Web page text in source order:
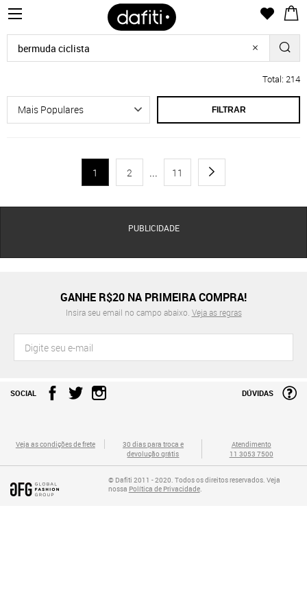
Total: 214
FILTRAR
1 2 ... 11
PUBLICIDADE
GANHE R$20 NA PRIMEIRA COMPRA!
Insira seu email no campo abaixo. Veja as regras
SOCIAL DÚVIDAS
Veja as condições de frete
30 dias para troca e
devolução grátis
Atendimento
11 3053 7500
© Dafiti 2011 - 2020. Todos os direitos reservados. Veja
nossa Política de Privacidade.